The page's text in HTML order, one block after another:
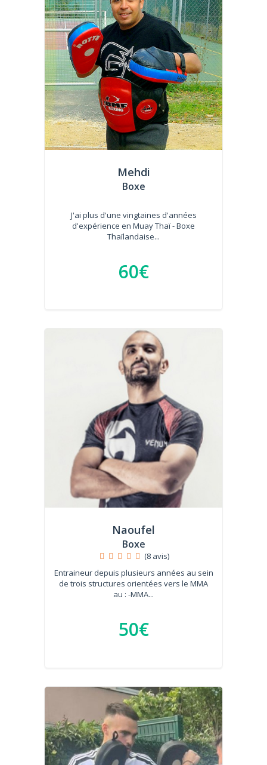
Mehdi
Boxe
J'ai plus d'une vingtaines d'années
d'expérience en Muay Thaï - Boxe
Thaïlandaise...
60€
Naoufel
Boxe
(8 avis)
Entraineur depuis plusieurs années au sein
de trois structures orientées vers le MMA
au : -MMA...
50€